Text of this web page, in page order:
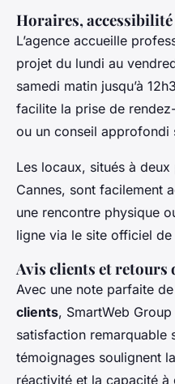
Horaires, accessibilité
L’agence accueille
projet du lundi au
samedi matin jusqu’à
facilite la prise de
ou un conseil approfondi
Les locaux, situés à
Cannes, sont facilement
une rencontre physique
ligne via le site officiel de
Avis clients et retours
Avec une note parfaite
clients, SmartWeb
satisfaction remarquable
témoignages soulignent
réactivité et la capacité à